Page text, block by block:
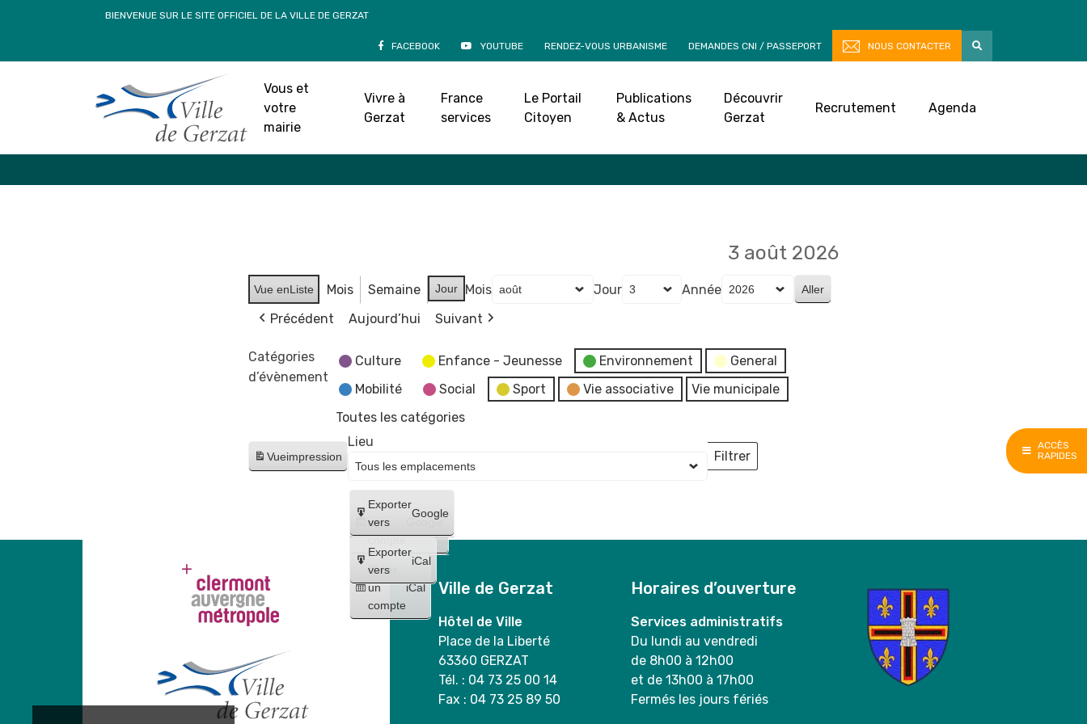
ACCÈS
RAPIDES
BIENVENUE SUR LE SITE OFFICIEL DE LA VILLE DE GERZAT
FACEBOOK YOUTUBE RENDEZ-VOUS URBANISME DEMANDES CNI / PASSEPORT NOUS CONTACTER
Vous et
votre
mairie
Vivre à
Gerzat
France
services
Le Portail
Citoyen
Publications
& Actus
Découvrir
Gerzat
Recrutement Agenda
Accueil»Agenda
3 août 2026
Vue enListe Mois Semaine Jour Mois Jour
Année
Précédent
Aujourd’hui Suivant
Catégories
d’évènement
Culture Enfance - Jeunesse Environnement
General
Mobilité
Social Sport Vie associative
Vie municipale
Toutes les catégories
Vueimpression
Créer
un
compte
Google
Créer
un
compte
iCal
Exporter
vers
Google
Exporter
vers
iCal
Lieu
Filtrer
Lieux
Ville de Gerzat
Hôtel de Ville
Place de la Liberté
63360 GERZAT
Tél. : 04 73 25 00 14
Fax : 04 73 25 89 50
Horaires d’ouverture
Services administratifs
Du lundi au vendredi
de 8h00 à 12h00
et de 13h00 à 17h00
Fermés les jours fériés